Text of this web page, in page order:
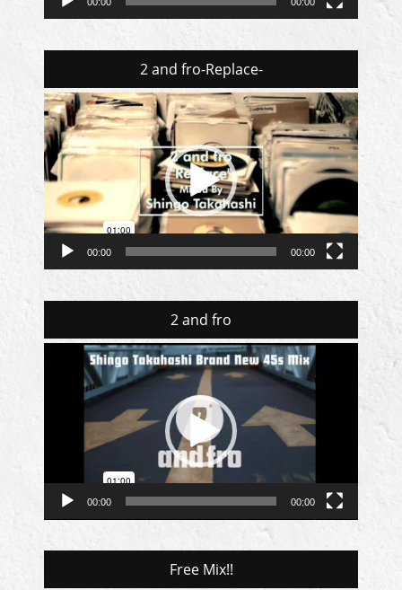
2 and fro-Replace-
動
画
プ
レ
ー
00:00 00:00
2 and fro
00:00 00:00
Free Mix!!